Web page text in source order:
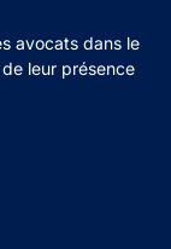
avocats dans le
leur présence